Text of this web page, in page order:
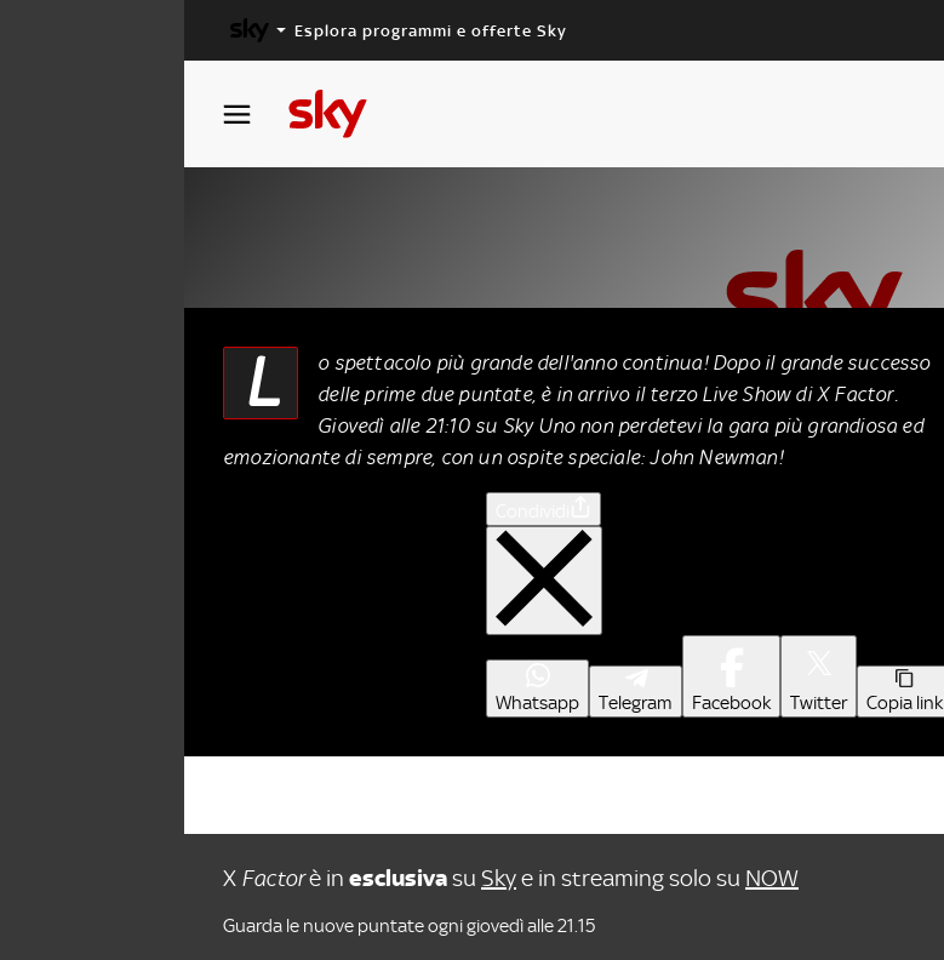
Esplora programmi e offerte Sky
04 Novembre 2013
L
o spettacolo più grande dell'anno continua! Dopo il grande successo
delle prime due puntate, è in arrivo il terzo Live Show di X Factor.
Giovedì alle 21:10 su Sky Uno non perdetevi la gara più grandiosa ed
emozionante di sempre, con un ospite speciale: John Newman!
Whatsapp Telegram Facebook Twitter Copia link
X Factorè in esclusivasu Skye in streaming solo su NOW
Guarda le nuove puntate ogni giovedì alle 21.15